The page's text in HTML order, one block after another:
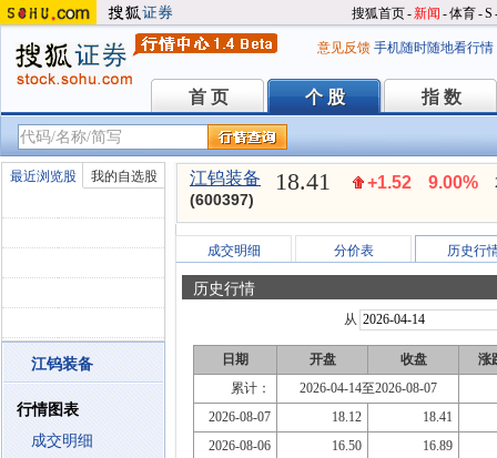
搜狐首页-新闻 -体育-S
意见反馈 手机随时随地看行情
首 页
首 页 个 股
个 股 指 数
指 数
最近浏览股 我的自选股
江钨装备
行情图表
成交明细
江钨装备
(600397)
18.41 +1.52 9.00%
成交明细 分价表 历史行
历史行情
从
日期 开盘 收盘
涨
累计：
2026-04-14至2026-08-07
2026-08-07
18.12
18.41
2026-08-06
16.50
16.89